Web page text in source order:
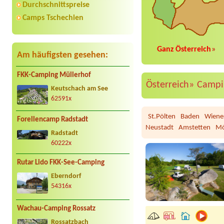
Durchschnittspreise
Camps Tschechien
Am häufigsten gesehen:
FKK-Camping Müllerhof
Keutschach am See
62591x
Forellencamp Radstadt
Radstadt
60222x
Rutar Lido FKK-See-Camping
Eberndorf
54316x
Wachau-Camping Rossatz
Rossatzbach
Ganz Österreich »
Österreich»
St.Pölten Baden
Neustadt
Amstetten